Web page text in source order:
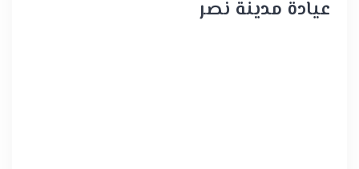
عيادة مدينة نصر